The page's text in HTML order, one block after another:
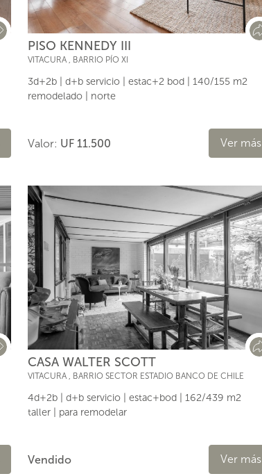
PISO KENNEDY III
VITACURA , BARRIO PÍO XI
3d+2b | d+b servicio | estac+2 bod | 140/155 m2
remodelado | norte
Valor: UF 11.500 Ver más
CASA WALTER SCOTT
VITACURA , BARRIO SECTOR ESTADIO BANCO DE CHILE
4d+2b | d+b servicio | estac+bod | 162/439 m2
taller | para remodelar
Vendido Ver más